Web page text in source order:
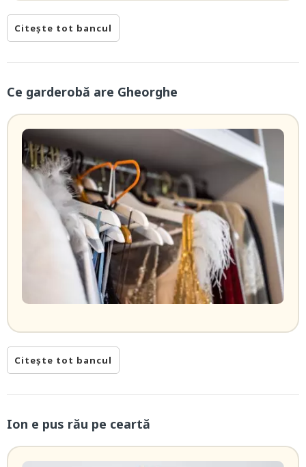
Citește tot bancul
Ce garderobă are Gheorghe
Citește tot bancul
Ion e pus rău pe ceartă